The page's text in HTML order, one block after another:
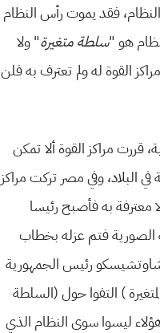
فقد یموت رأس النظام
هو “سلطة متغیرة” ولا
القوة له ولم تعترف به فلن
قررت مراكز القوة ألا تمكن
البلاد، وفي مصر تركت مراكز
معترفة به فأصبح رئیسا
الصوریة فتم عزله بخطاب
تشاوتشیسكو رئیس الجمهوریة
) التفوا حول (السلطة
لیسوا سوى النظام الذي